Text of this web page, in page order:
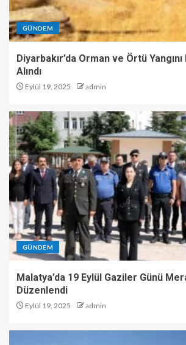
GÜNDEM
Diyarbakır’da Orman ve Örtü
Alındı
Eylül 19, 2025 admin
GÜNDEM
Malatya’da 19 Eylül Gaziler Günü
Düzenlendi
Eylül 19, 2025 admin